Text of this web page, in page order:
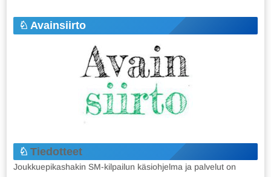
Avainsiirto
Tiedotteet
Joukkuepikashakin SM-kilpailun käsiohjelma ja palvelut on